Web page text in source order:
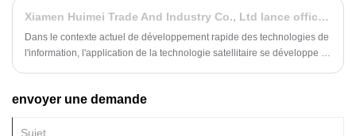
Xiamen Huimei Trade And Industry Co., Ltd lance officiellement une nouvelle série de supports de satellite, contribuant ainsi à une application satellite efficace
Dans le contexte actuel de développement rapide des technologies de
l'information, l'application de la technologie satellitaire se développe et
Industry Co., Ltd présente un support satellite de meilleure qualité et
envoyer une demande